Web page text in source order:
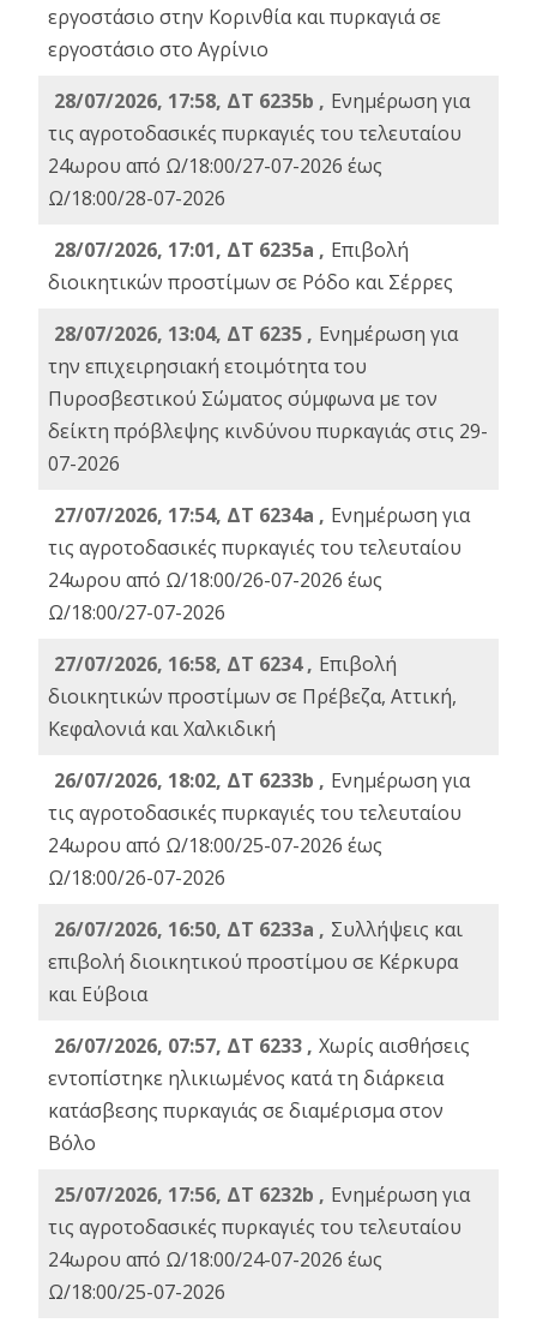
εργοστάσιο στην Κορινθία και πυρκαγιά σε
εργοστάσιο στο Αγρίνιο
28/07/2026, 17:58, ΔΤ 6235b , Ενημέρωση για
τις αγροτοδασικές πυρκαγιές του τελευταίου
24ωρου από Ω/18:00/27-07-2026 έως
Ω/18:00/28-07-2026
28/07/2026, 17:01, ΔΤ 6235a , Eπιβολή
διοικητικών προστίμων σε Ρόδο και Σέρρες
28/07/2026, 13:04, ΔΤ 6235 , Ενημέρωση για
την επιχειρησιακή ετοιμότητα του
Πυροσβεστικού Σώματος σύμφωνα με τον
δείκτη πρόβλεψης κινδύνου πυρκαγιάς στις 29-
07-2026
27/07/2026, 17:54, ΔΤ 6234a , Ενημέρωση για
τις αγροτοδασικές πυρκαγιές του τελευταίου
24ωρου από Ω/18:00/26-07-2026 έως
Ω/18:00/27-07-2026
27/07/2026, 16:58, ΔΤ 6234 , Eπιβολή
διοικητικών προστίμων σε Πρέβεζα, Αττική,
Κεφαλονιά και Χαλκιδική
26/07/2026, 18:02, ΔΤ 6233b , Ενημέρωση για
τις αγροτοδασικές πυρκαγιές του τελευταίου
24ωρου από Ω/18:00/25-07-2026 έως
Ω/18:00/26-07-2026
26/07/2026, 16:50, ΔΤ 6233a , Συλλήψεις και
επιβολή διοικητικού προστίμου σε Κέρκυρα
και Εύβοια
26/07/2026, 07:57, ΔΤ 6233 , Χωρίς αισθήσεις
εντοπίστηκε ηλικιωμένος κατά τη διάρκεια
κατάσβεσης πυρκαγιάς σε διαμέρισμα στον
Βόλο
25/07/2026, 17:56, ΔΤ 6232b , Ενημέρωση για
τις αγροτοδασικές πυρκαγιές του τελευταίου
24ωρου από Ω/18:00/24-07-2026 έως
Ω/18:00/25-07-2026